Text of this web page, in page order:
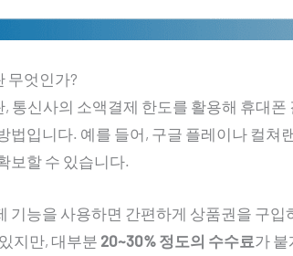
무엇인가?
통신사의 소액결제 한도를 활용해 휴대
법입니다. 예를 들어, 구글 플레이나 컬
보할 수 있습니다.
기능을 사용하면 간편하게 상품권을 구
지만, 대부분 20~30% 정도의 수수료가